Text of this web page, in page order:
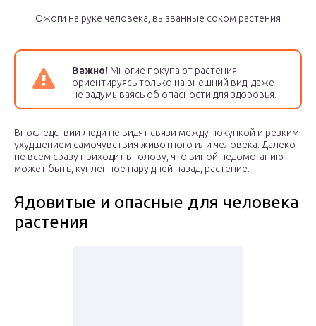
Ожоги на руке человека, вызванные соком растения
Важно! Многие покупают растения
ориентируясь только на внешний вид, даже
не задумываясь об опасности для здоровья.
Впоследствии люди не видят связи между покупкой и резким
ухудшением самочувствия животного или человека. Далеко
не всем сразу приходит в голову, что виной недомоганию
может быть, купленное пару дней назад, растение.
Ядовитые и опасные для человека
растения